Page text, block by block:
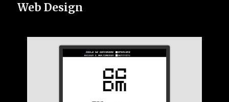
Web Design